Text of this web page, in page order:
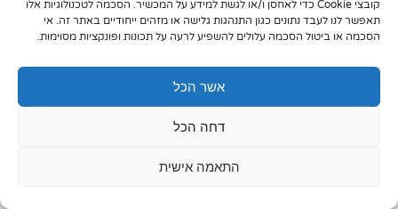
קובצי Cookie כדי לאחסן ו/או לגשת למידע על המכשיר. הסכמה לטכנולוגיות אלו
תאפשר לנו לעבד נתונים כגון התנהגות גלישה או מזהים ייחודיים באתר זה. אי
הסכמה או ביטול הסכמה עלולים להשפיע לרעה על תכונות ופונקציות מסוימות.
אשר הכל
דחה הכל
התאמה אישית
073-7028000
הפלד 7, חולון
info@extra.co.il
אוהד לורנס הוא מנהל ואיש טכנולוגיה ופיתוח, ניסיון
עשיר בעולמות הדיגיטל. לאורך השנים מילא תפקידי
של פרויקטים דיגיטליים מורכבים – משלב הרעיון ועד
עלייה לאוויר. כיום אוהד מוביל את הצד הטכנולוגי
בחברה ומלווה פרויקטים מקצה לקצה: הגדרת צרכים,
בדיקות והשקה. הוא משלב ידע טכנולוגי רחב עם